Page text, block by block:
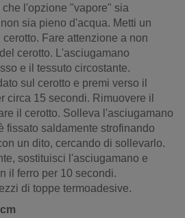
l'opzione "vapore" sia
sia pieno d'acqua. Metti un
Fare attenzione a non
cerotto. L'asciugamano
e il tessuto circostante.
sul cerotto e premi verso il
circa 15 secondi. Rimuovere il
il cerotto. Solleva l'asciugamano
fissato saldamente strofinando
un dito, cercando di sollevarlo.
sostituisci l'asciugamano e
il ferro per 10 secondi.
di toppe termoadesive.